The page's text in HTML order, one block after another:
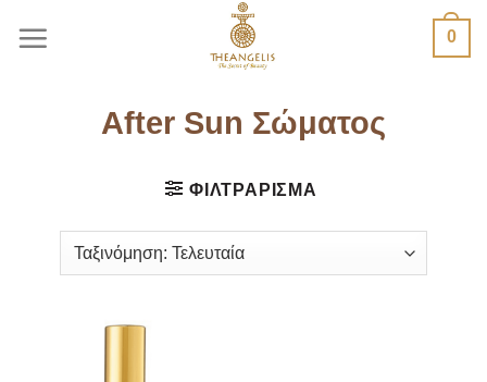
στο
0
After Sun Σώματος
ΦΙΛΤΡΆΡΙΣΜΑ